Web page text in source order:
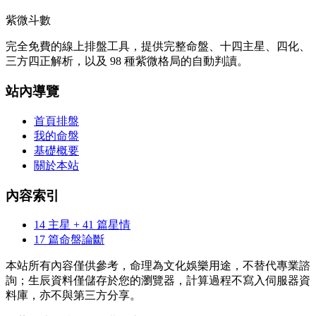
紫微斗數
完全免費的線上排盤工具，提供完整命盤、十四主星、四化、
三方四正解析，以及 98 種紫微格局的自動判讀。
站內導覽
首頁排盤
我的命盤
基礎概要
關於本站
內容索引
14 主星 + 41 篇星情
17 篇命盤論斷
本站所有內容僅供參考，命理為文化娛樂用途，不替代專業諮
詢；生辰資料僅儲存於您的瀏覽器，計算過程不寫入伺服器資
料庫，亦不與第三方分享。